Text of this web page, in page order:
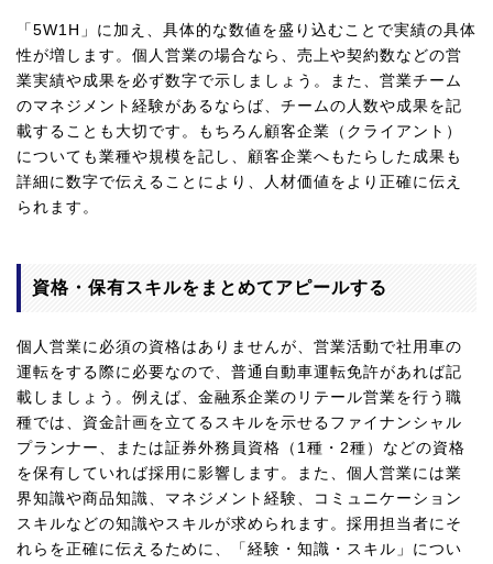
「5W1H」に加え、具体的な数値を盛り込むことで実績の具体
性が増します。個人営業の場合なら、売上や契約数などの営
業実績や成果を必ず数字で示しましょう。また、営業チーム
のマネジメント経験があるならば、チームの人数や成果を記
載することも大切です。もちろん顧客企業（クライアント）
についても業種や規模を記し、顧客企業へもたらした成果も
詳細に数字で伝えることにより、人材価値をより正確に伝え
られます。
資格・保有スキルをまとめてアピールする
個人営業に必須の資格はありませんが、営業活動で社用車の
運転をする際に必要なので、普通自動車運転免許があれば記
載しましょう。例えば、金融系企業のリテール営業を行う職
種では、資金計画を立てるスキルを示せるファイナンシャル
プランナー、または証券外務員資格（1種・2種）などの資格
を保有していれば採用に影響します。また、個人営業には業
界知識や商品知識、マネジメント経験、コミュニケーション
スキルなどの知識やスキルが求められます。採用担当者にそ
れらを正確に伝えるために、「経験・知識・スキル」につい